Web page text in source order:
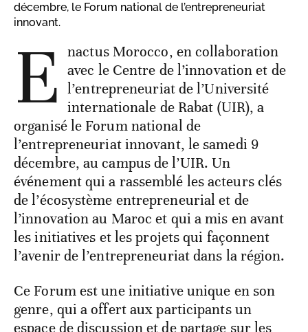
décembre, le Forum national de l’entrepreneuriat
innovant.
E nactus Morocco, en collaboration
avec le Centre de l’innovation et de
l’entrepreneuriat de l’Université
internationale de Rabat (UIR), a
organisé le Forum national de
l’entrepreneuriat innovant, le samedi 9
décembre, au campus de l’UIR. Un
événement qui a rassemblé les acteurs clés
de l’écosystème entrepreneurial et de
l’innovation au Maroc et qui a mis en avant
les initiatives et les projets qui façonnent
l’avenir de l’entrepreneuriat dans la région.
Ce Forum est une initiative unique en son
genre, qui a offert aux participants un
espace de discussion et de partage sur les